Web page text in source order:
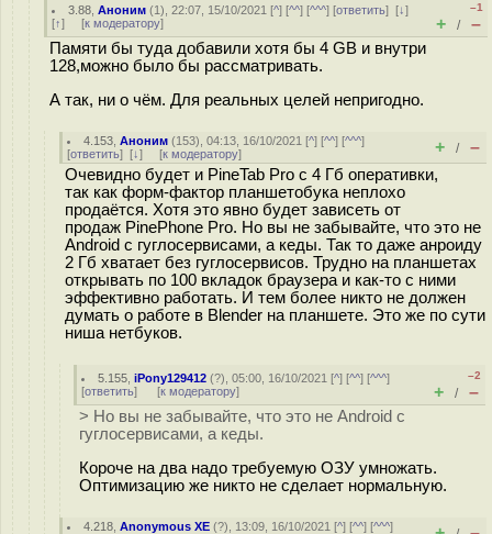
3.88 ,Аноним (1), 22:07, 15/10/2021 [^] [^^] [^^^] [ответить][↓]
[↑] [к модератору]
–1
+ / –
Памяти бы туда добавили хотя бы 4 GB и внутри
128,можно было бы рассматривать.
А так, ни о чём. Для реальных целей непригодно.
4.153 ,Аноним (153), 04:13, 16/10/2021 [^] [^^] [^^^]
[ответить] [↓] [к модератору] + / –
Очевидно будет и PineTab Pro с 4 Гб оперативки,
так как форм-фактор планшетобука неплохо
продаётся. Хотя это явно будет зависеть от
продаж PinePhone Pro. Но вы не забывайте, что это не
Android с гуглосервисами, а кеды. Так то даже анроиду
2 Гб хватает без гуглосервисов. Трудно на планшетах
открывать по 100 вкладок браузера и как-то с ними
эффективно работать. И тем более никто не должен
думать о работе в Blender на планшете. Это же по сути
ниша нетбуков.
5.155 ,iPony129412 (?), 05:00, 16/10/2021 [^] [^^] [^^^]
[ответить] [к модератору]
–2
+ / –
> Но вы не забывайте, что это не Android с
гуглосервисами, а кеды.
Короче на два надо требуемую ОЗУ умножать.
Оптимизацию же никто не сделает нормальную.
4.218 ,Anonymous XE (?), 13:09, 16/10/2021 [^] [^^] [^^^]